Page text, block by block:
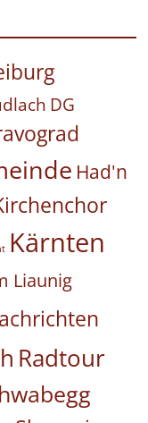
DG
Had'n
Kärnten
Liaunig
Radtour